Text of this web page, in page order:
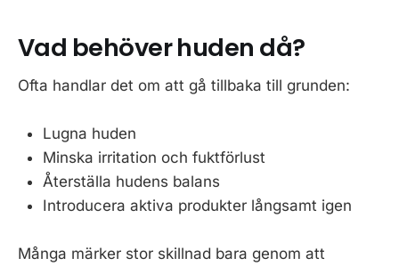
Vad behöver huden då?
Ofta handlar det om att gå tillbaka till grunden:
Lugna huden
Minska irritation och fuktförlust
Återställa hudens balans
Introducera aktiva produkter långsamt igen
Många märker stor skillnad bara genom att